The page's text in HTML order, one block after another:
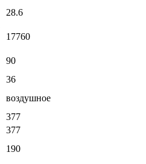
28.6
17760
90
36
воздушное
377
377
190